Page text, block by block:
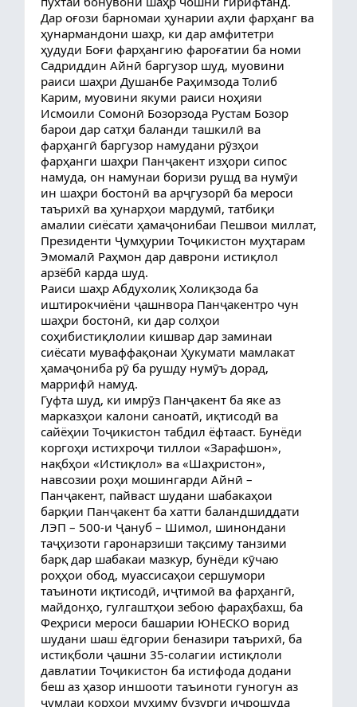
Дар оғози барномаи ҳунарии аҳли фарҳанг ва
ҳунармандони шаҳр, ки дар амфитетри
ҳудуди Боғи фарҳангию фароғатии ба номи
Садриддин Айнӣ баргузор шуд, муовини
раиси шаҳри Душанбе Раҳимзода Толиб
Карим, муовини якуми раиси ноҳияи
Исмоили Сомонӣ Бозорзода Рустам Бозор
барои дар сатҳи баланди ташкилӣ ва
фарҳангӣ баргузор намудани рӯзҳои
фарҳанги шаҳри Панҷакент изҳори сипос
намуда, он намунаи боризи рушд ва нумӯи
ин шаҳри бостонӣ ва арҷгузорӣ ба мероси
таърихӣ ва ҳунарҳои мардумӣ, татбиқи
амалии сиёсати ҳамаҷонибаи Пешвои миллат,
Президенти Ҷумҳурии Тоҷикистон муҳтарам
Эмомалӣ Раҳмон дар даврони истиқлол
арзёбӣ карда шуд.
Раиси шаҳр Абдухолиқ Холиқзода ба
иштирокчиёни ҷашнвора Панҷакентро чун
шаҳри бостонӣ, ки дар солҳои
соҳибистиқлолии кишвар дар заминаи
сиёсати муваффақонаи Ҳукумати мамлакат
ҳамаҷониба рӯ ба рушду нумӯъ дорад,
маррифӣ намуд.
Гуфта шуд, ки имрӯз Панҷакент ба яке аз
марказҳои калони саноатӣ, иқтисодӣ ва
сайёҳии Тоҷикистон табдил ёфтааст. Бунёди
коргоҳи истихроҷи тиллои «Зарафшон»,
нақбҳои «Истиқлол» ва «Шаҳристон»,
навсозии роҳи мошингарди Айнӣ –
Панҷакент, пайваст шудани шабакаҳои
барқии Панҷакент ба хатти баландшиддати
ЛЭП – 500-и Ҷануб – Шимол, шинондани
таҷҳизоти гаронарзиши тақсиму танзими
барқ дар шабакаи мазкур, бунёди кӯчаю
роҳҳои обод, муассисаҳои сершумори
таъиноти иқтисодӣ, иҷтимоӣ ва фарҳангӣ,
майдонҳо, гулгаштҳои зебою фараҳбахш, ба
Феҳриси мероси башарии ЮНЕСКО ворид
шудани шаш ёдгории беназири таърихӣ, ба
истиқболи ҷашни 35-солагии истиқлоли
давлатии Тоҷикистон ба истифода додани
беш аз ҳазор иншооти таъиноти гуногун аз
ҷумлаи корҳои муҳиму бузурги иҷрошуда